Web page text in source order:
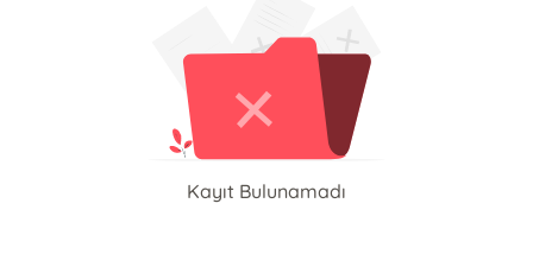
Kayıt Bulunamadı